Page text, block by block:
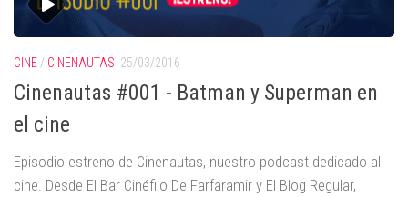
CINE / CINENAUTAS 25/03/2016
Cinenautas #001 - Batman y Superman en
el cine
Episodio estreno de Cinenautas, nuestro podcast dedicado al
cine. Desde El Bar Cinéfilo De Farfaramir y El Blog Regular,